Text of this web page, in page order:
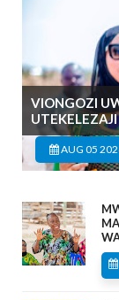
VIONGOZI
AUG 05